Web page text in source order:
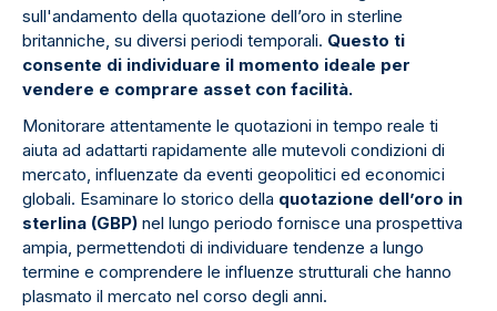
sull'andamento della quotazione dell’oro in sterline
britanniche, su diversi periodi temporali. Questo ti
consente di individuare il momento ideale per
vendere e comprare asset con facilità.
Monitorare attentamente le quotazioni in tempo reale ti
aiuta ad adattarti rapidamente alle mutevoli condizioni di
mercato, influenzate da eventi geopolitici ed economici
globali. Esaminare lo storico della quotazione dell’oro in
sterlina (GBP) nel lungo periodo fornisce una prospettiva
ampia, permettendoti di individuare tendenze a lungo
termine e comprendere le influenze strutturali che hanno
plasmato il mercato nel corso degli anni.